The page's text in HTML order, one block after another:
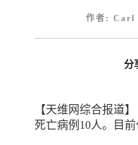
作者:
分
【天维网综合报道
死亡病例10人。目